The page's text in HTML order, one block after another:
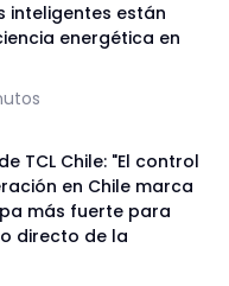
inteligentes están
energética en
TCL Chile: "El control
en Chile marca
más fuerte para
directo de la